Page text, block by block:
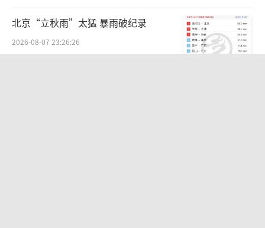
北京“立秋雨”太猛 暴雨破纪录
2026-08-07 23:26:26